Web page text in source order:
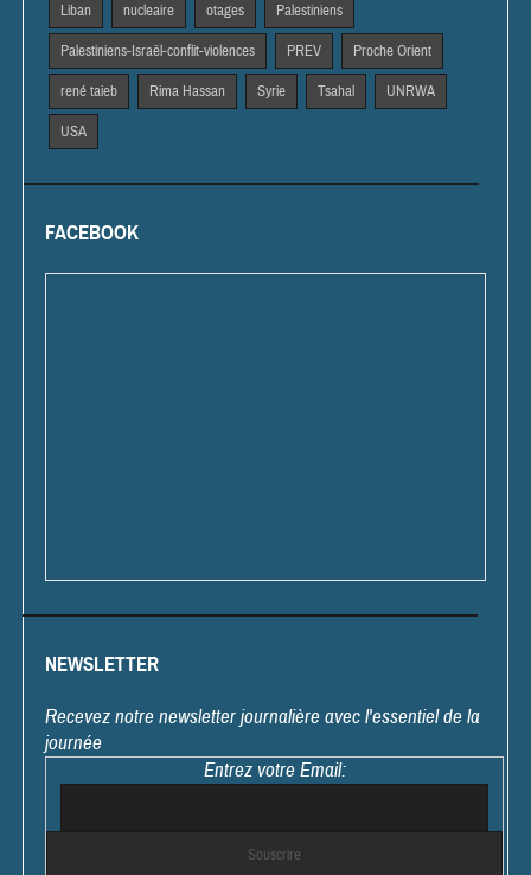
Liban nucleaire otages Palestiniens
Palestiniens-Israël-conflit-violences PREV Proche Orient
rené taieb Rima Hassan Syrie Tsahal UNRWA
USA
FACEBOOK
NEWSLETTER
Recevez notre newsletter journalière avec l'essentiel de la
journée
Entrez votre Email: